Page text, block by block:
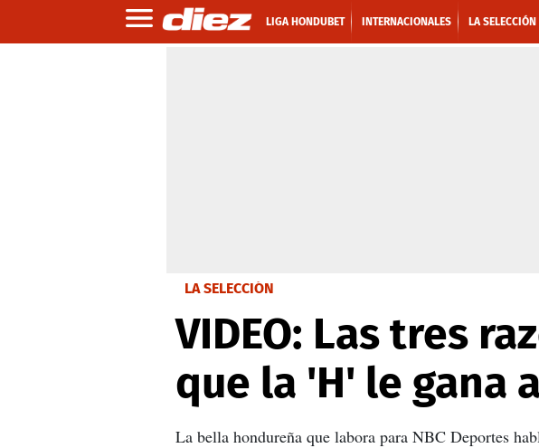
LIGA HONDUBET INTERNACIONALES LA SELECCIÓN
LA SELECCIÓN
VIDEO: Las tres
que la 'H' le gana
La bella hondureña que labora para NBC Deportes